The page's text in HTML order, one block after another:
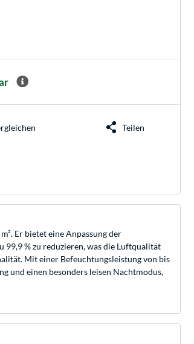
Teilen
Er bietet eine Anpassung der
99,9 % zu reduzieren, was die Luftqualität
Mit einer Befeuchtungsleistung von bis
und einen besonders leisen Nachtmodus,